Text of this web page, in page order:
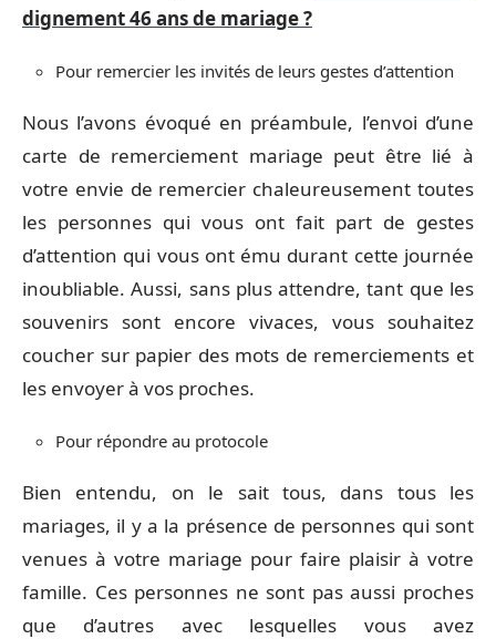
dignement 46 ans de mariage ?
Pour remercier les invités de leurs gestes d’attention
Nous l’avons évoqué en préambule, l’envoi d’une
carte de remerciement mariage peut être lié à
votre envie de remercier chaleureusement toutes
les personnes qui vous ont fait part de gestes
d’attention qui vous ont ému durant cette journée
inoubliable. Aussi, sans plus attendre, tant que les
souvenirs sont encore vivaces, vous souhaitez
coucher sur papier des mots de remerciements et
les envoyer à vos proches.
Pour répondre au protocole
Bien entendu, on le sait tous, dans tous les
mariages, il y a la présence de personnes qui sont
venues à votre mariage pour faire plaisir à votre
famille. Ces personnes ne sont pas aussi proches
que d’autres avec lesquelles vous avez